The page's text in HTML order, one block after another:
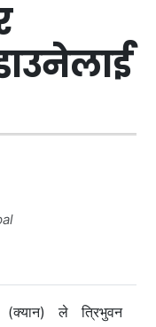
(क्यान) ले त्रिभुवन